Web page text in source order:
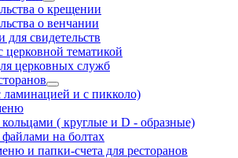
о крещении
о венчании
свидетельств
церковной тематикой
церковных служб
и с пикколо)
( круглые и D - образные)
на болтах
и папки-счета для ресторанов